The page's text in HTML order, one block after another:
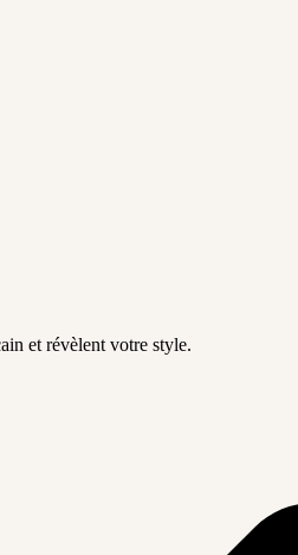
et révèlent votre style.